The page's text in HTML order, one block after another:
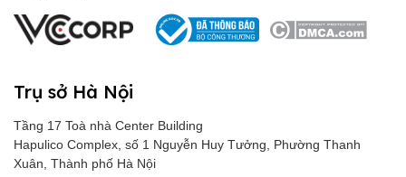
Trụ sở Hà Nội
Tầng 17 Toà nhà Center Building
Hapulico Complex, số 1 Nguyễn Huy Tưởng, Phường Thanh
Xuân, Thành phố Hà Nội